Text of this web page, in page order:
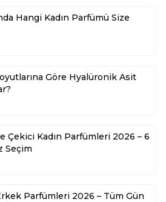
Hangi Kadın Parfümü Size
Göre Hyalüronik Asit
Çekici Kadın Parfümleri 2026 – 6
Seçim
Parfümleri 2026 – Tüm Gün